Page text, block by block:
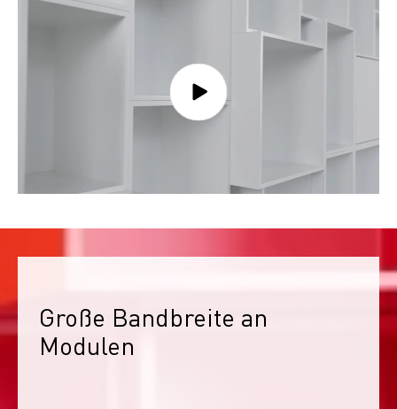
Große Bandbreite an
Modulen